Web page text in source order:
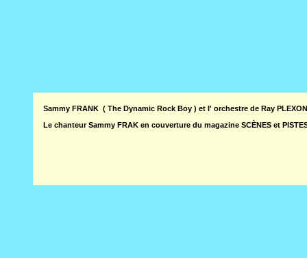
Sammy FRANK ( The Dynamic Rock Boy ) et l' orchestre de Ray
Le chanteur Sammy FRAK en couverture du magazine SCÈNES et